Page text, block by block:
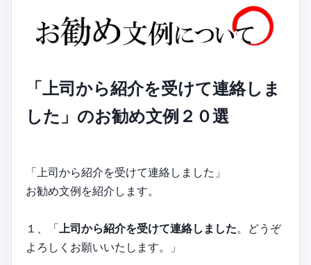
「上司から紹介を受けて連絡しま
した」のお勧め文例２０選
「上司から紹介を受けて連絡しました」
お勧め文例を紹介します。
１、「 上司から紹介を受けて連絡しました。どうぞ
よろしくお願いいたします。」